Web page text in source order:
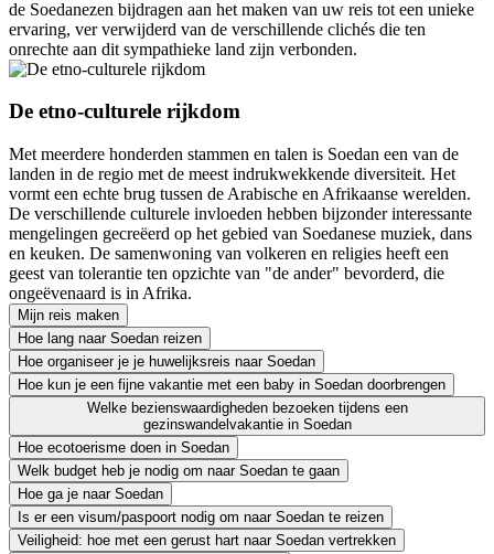
de Soedanezen bijdragen aan het maken van uw reis tot een unieke
ervaring, ver verwijderd van de verschillende clichés die ten
onrechte aan dit sympathieke land zijn verbonden.
De etno-culturele rijkdom
Met meerdere honderden stammen en talen is Soedan een van de
landen in de regio met de meest indrukwekkende diversiteit. Het
vormt een echte brug tussen de Arabische en Afrikaanse werelden.
De verschillende culturele invloeden hebben bijzonder interessante
mengelingen gecreëerd op het gebied van Soedanese muziek, dans
en keuken. De samenwoning van volkeren en religies heeft een
geest van tolerantie ten opzichte van "de ander" bevorderd, die
ongeëvenaard is in Afrika.
Mijn reis maken
Hoe lang naar Soedan reizen
Hoe organiseer je je huwelijksreis naar Soedan
Hoe kun je een fijne vakantie met een baby in Soedan doorbrengen
Welke bezienswaardigheden bezoeken tijdens een
gezinswandelvakantie in Soedan
Hoe ecotoerisme doen in Soedan
Welk budget heb je nodig om naar Soedan te gaan
Hoe ga je naar Soedan
Is er een visum/paspoort nodig om naar Soedan te reizen
Veiligheid: hoe met een gerust hart naar Soedan vertrekken